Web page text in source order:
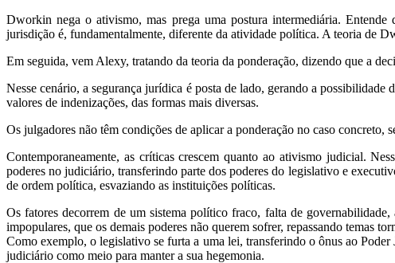
Dworkin nega o ativismo, mas prega uma postura intermediária.
jurisdição é, fundamentalmente, diferente da atividade política. A teoria de
Em seguida, vem Alexy, tratando da teoria da ponderação, dizendo que a
Nesse cenário, a segurança jurídica é posta de lado, gerando a
valores de indenizações, das formas mais diversas.
Os julgadores não têm condições de aplicar a ponderação no caso concreto,
Contemporaneamente, as críticas crescem quanto ao ativismo judicial.
poderes no judiciário, transferindo parte dos poderes do legislativo e
de ordem política, esvaziando as instituições políticas.
Os fatores decorrem de um sistema político fraco, falta de
impopulares, que os demais poderes não querem sofrer, repassando temas
Como exemplo, o legislativo se furta a uma lei, transferindo o ônus ao
judiciário como meio para manter a sua hegemonia.